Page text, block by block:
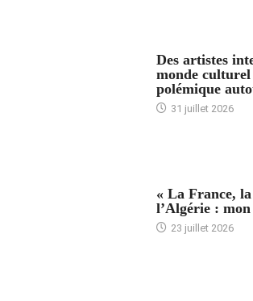
Des artistes
monde
polémique
31 juillet 2026
« La France,
l’Algérie :
23 juillet 2026